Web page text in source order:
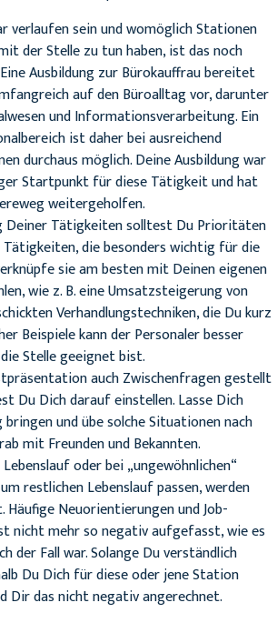
verlaufen sein und womöglich Stationen
der Stelle zu tun haben, ist das noch
Ausbildung zur Bürokauffrau bereitet
auf den Büroalltag vor, darunter
und Informationsverarbeitung. Ein
ist daher bei ausreichend
durchaus möglich. Deine Ausbildung war
Startpunkt für diese Tätigkeit und hat
weitergeholfen.
Deiner Tätigkeiten solltest Du Prioritäten
die besonders wichtig für die
sie am besten mit Deinen eigenen
wie z. B. eine Umsatzsteigerung von
Verhandlungstechniken, die Du kurz
Beispiele kann der Personaler besser
Stelle geeignet bist.
auch Zwischenfragen gestellt
Du Dich darauf einstellen. Lasse Dich
und übe solche Situationen nach
mit Freunden und Bekannten.
oder bei „ungewöhnlichen“
restlichen Lebenslauf passen, werden
Neuorientierungen und Job-
nicht mehr so negativ aufgefasst, wie es
der Fall war. Solange Du verständlich
Du Dich für diese oder jene Station
Dir das nicht negativ angerechnet.